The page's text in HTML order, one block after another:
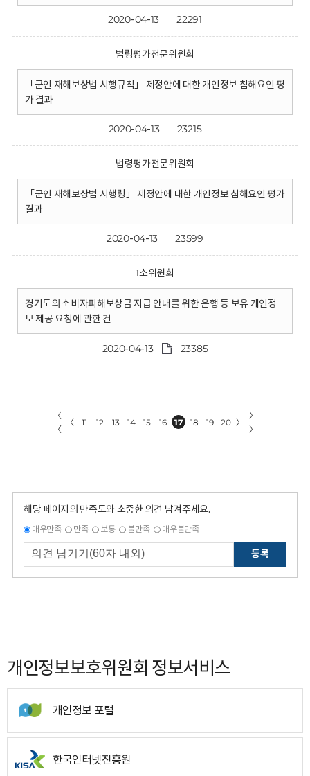
2020-04-13 22291
법령평가전문위원회
「군인 재해보상법 시행규칙」 제정안에 대한 개인정보 침해요인 평
가 결과
2020-04-13 23215
법령평가전문위원회
「군인 재해보상법 시행령」 제정안에 대한 개인정보 침해요인 평가
결과
2020-04-13 23599
1소위원회
경기도의 소비자피해보상금 지급 안내를 위한 은행 등 보유 개인정
보 제공 요청에 관한 건
2020-04-13 23385
〈
〈
〈 11 12 13 14 15 16 17 18 19 20 〉
〉
〉
해당 페이지의 만족도와 소중한 의견 남겨주세요.
매우만족 만족 보통 불만족 매우불만족
등록
개인정보보호위원회 정보서비스
개인정보 포털
한국인터넷진흥원